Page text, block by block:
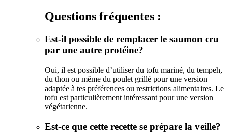
Questions fréquentes :
Est-il possible de remplacer le saumon cru
par une autre protéine?
Oui, il est possible d’utiliser du tofu mariné, du tempeh,
du thon ou même du poulet grillé pour une version
adaptée à tes préférences ou restrictions alimentaires. Le
tofu est particulièrement intéressant pour une version
végétarienne.
Est-ce que cette recette se prépare la veille?